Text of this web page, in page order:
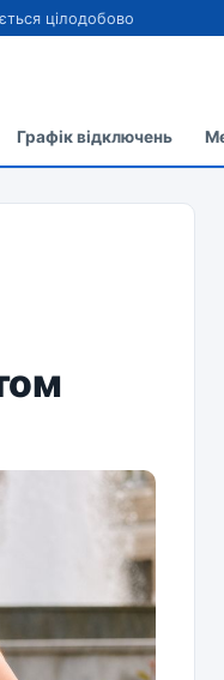
цілодобово
Графік відключень